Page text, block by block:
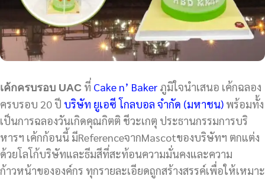
เค้กครบรอบ UAC ที่ Cake n’ Baker ภูมิใจนำเสนอ เค้กฉลอง
ครบรอบ 20 ปี บริษัท ยูเอซี โกลบอล จำกัด (มหาชน) พร้อมทั้ง
เป็นการฉลองวันเกิดคุณกิตติ ชีวะเกตุ ประธานกรรมการบริ
หารฯ เค้กก้อนนี้ มีReferenceจากMascotของบริษัทฯ ตกแต่ง
ด้วยโลโก้บริษัทและธีมสีที่สะท้อนความมั่นคงและความ
ก้าวหน้าขององค์กร ทุกรายละเอียดถูกสร้างสรรค์เพื่อให้เหมาะ